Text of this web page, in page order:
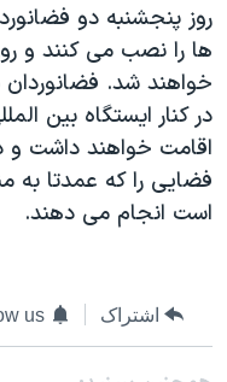
اسرائیل در جنگ
گالری عکس
آرشیو پخش زنده
ورزش زنان در ایران
اعتراضات زن، زندگی،
مجموعه مستندهای
تریبونال مردمی آبان ۹۸
دادگاه حمید نوری
اعتراضات مردمی آبان ۹۸
زبانهای مختلف
روز پنجشنبه دو
ها را نصب می کنند و
خواهند شد.
اقامت خواهند داشت و
فضايی را که عمدتا
است انجام می دهند.
اشتراک us